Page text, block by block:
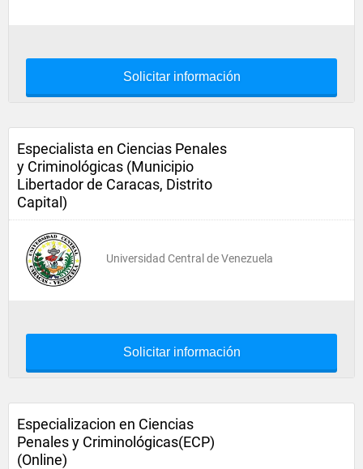
Solicitar información
Especialista en Ciencias Penales
y Criminológicas (Municipio
Libertador de Caracas, Distrito
Capital)
Universidad Central de Venezuela
Solicitar información
Especializacion en Ciencias
Penales y Criminológicas(ECP)
(Online)